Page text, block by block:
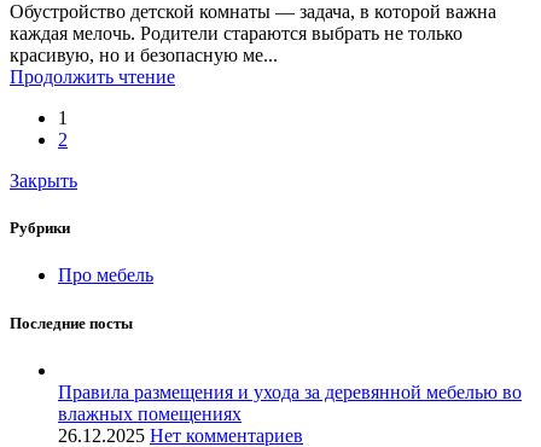
Обустройство детской комнаты — задача, в которой важна
каждая мелочь. Родители стараются выбрать не только
красивую, но и безопасную ме...
Продолжить чтение
1
2
Закрыть
Рубрики
Про мебель
Последние посты
Правила размещения и ухода за деревянной мебелью во
влажных помещениях
26.12.2025 Нет комментариев